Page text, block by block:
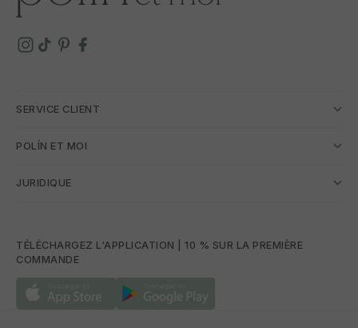
SERVICE CLIENT
POLÍN ET MOI
JURIDIQUE
TÉLÉCHARGEZ L'APPLICATION | 10 % SUR LA PREMIÈRE
COMMANDE